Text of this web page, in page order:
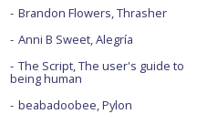
Brandon Flowers, Thrasher
Anni B Sweet, Alegría
The Script, The user's guide to
being human
beabadoobee, Pylon